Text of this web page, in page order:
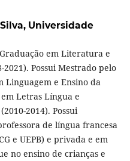
Universidade
em Literatura e
Possui Mestrado pelo
Linguagem e Ensino da
em Letras Língua e
2014). Possui
de língua francesa
e UEPB) e privada e em
no ensino de crianças e